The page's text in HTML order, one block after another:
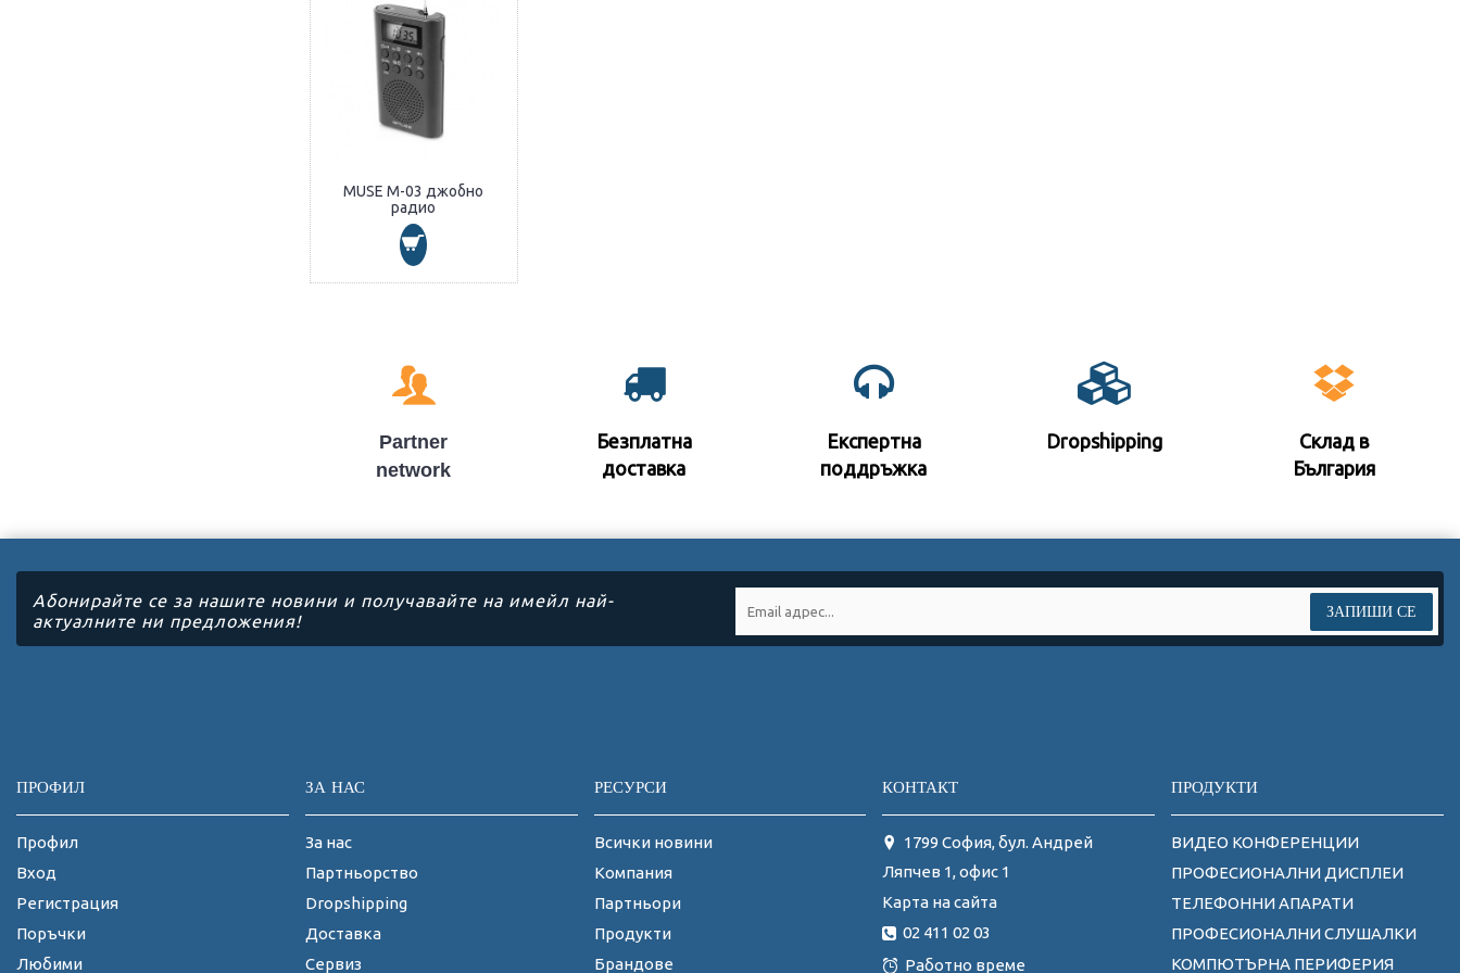
MUSE М-03 джобно
радио
Partner
network
Безплатна
доставка
Експертна
поддръжка
Dropshipping
Склад в
България
Абонирайте се за нашите новини и получавайте на имейл най-
актуалните ни предложения!
ЗАПИШИ СЕ
ПРОФИЛ
Профил
Вход
Регистрация
Поръчки
Любими
ЗА НАС
За нас
Партньорство
Dropshipping
Доставка
Сервиз
РЕСУРСИ
Всички новини
Компания
Партньори
Продукти
Брандове
КОНТАКТ
1799 София, бул. Андрей
Ляпчев 1, офис 1
Карта на сайта
02 411 02 03
Работно време
ПРОДУКТИ
ВИДЕО КОНФЕРЕНЦИИ
ПРОФЕСИОНАЛНИ ДИСПЛЕИ
ТЕЛЕФОННИ АПАРАТИ
ПРОФЕСИОНАЛНИ СЛУШАЛКИ
КОМПЮТЪРНА ПЕРИФЕРИЯ